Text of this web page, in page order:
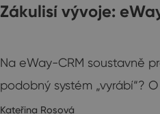
Zákulisí vývoje:
Na eWay-CRM soustavně
podobný systém „vyrábí“?
Kateřina Rosová